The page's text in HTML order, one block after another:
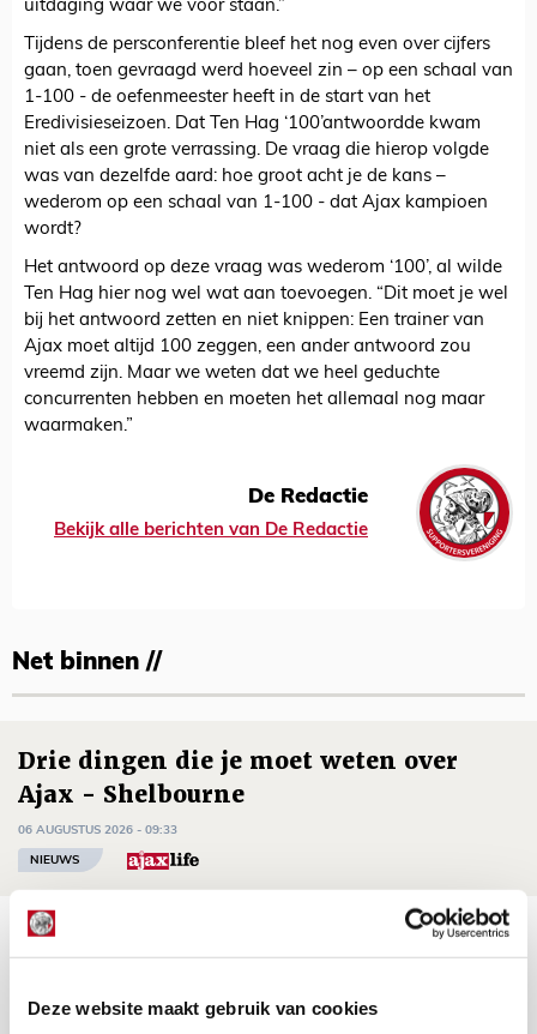
Deze website maakt gebruik van cookies
uitdaging waar we voor staan.”
Tijdens de persconferentie bleef het nog even over cijfers
gaan, toen gevraagd werd hoeveel zin – op een schaal van
1-100 - de oefenmeester heeft in de start van het
Eredivisieseizoen. Dat Ten Hag ‘100’antwoordde kwam
niet als een grote verrassing. De vraag die hierop volgde
was van dezelfde aard: hoe groot acht je de kans –
wederom op een schaal van 1-100 - dat Ajax kampioen
wordt?
Het antwoord op deze vraag was wederom ‘100’, al wilde
Ten Hag hier nog wel wat aan toevoegen. “Dit moet je wel
bij het antwoord zetten en niet knippen: Een trainer van
Ajax moet altijd 100 zeggen, een ander antwoord zou
vreemd zijn. Maar we weten dat we heel geduchte
concurrenten hebben en moeten het allemaal nog maar
waarmaken.”
De Redactie
Bekijk alle berichten van De Redactie
Net binnen //
Drie dingen die je moet weten over
Ajax - Shelbourne
06 AUGUSTUS 2026 - 09:33
NIEUWS
Ter Stegen over uitdagingen en
05 AUGUSTUS 2026 - 20:00